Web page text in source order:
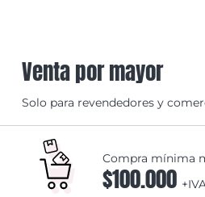
Venta por mayor
Solo para revendedores y
Compra mínima
$100.000